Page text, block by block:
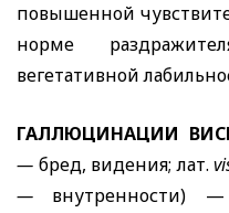
повышенной
норме
вегетативной
ГАЛЛЮЦИНАЦИИ
— бред, видения; лат.
— внутренности)